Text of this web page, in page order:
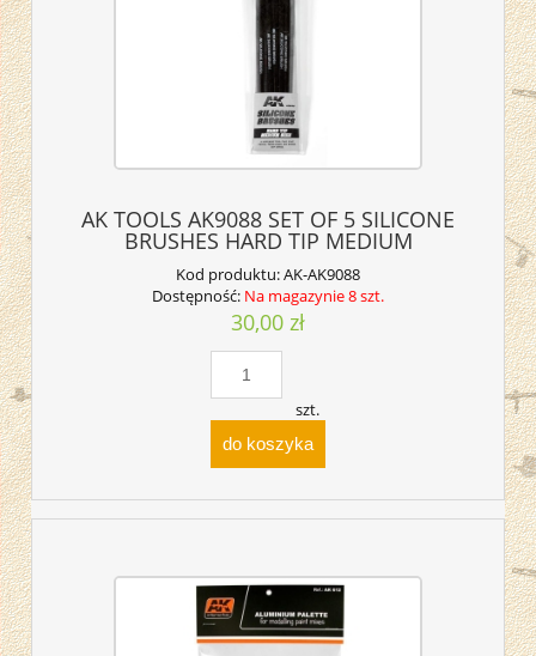
AK TOOLS AK9088 SET OF 5 SILICONE
BRUSHES HARD TIP MEDIUM
Kod produktu:AK-AK9088
Dostępność: Na magazynie 8 szt.
30,00 zł
szt.
do koszyka